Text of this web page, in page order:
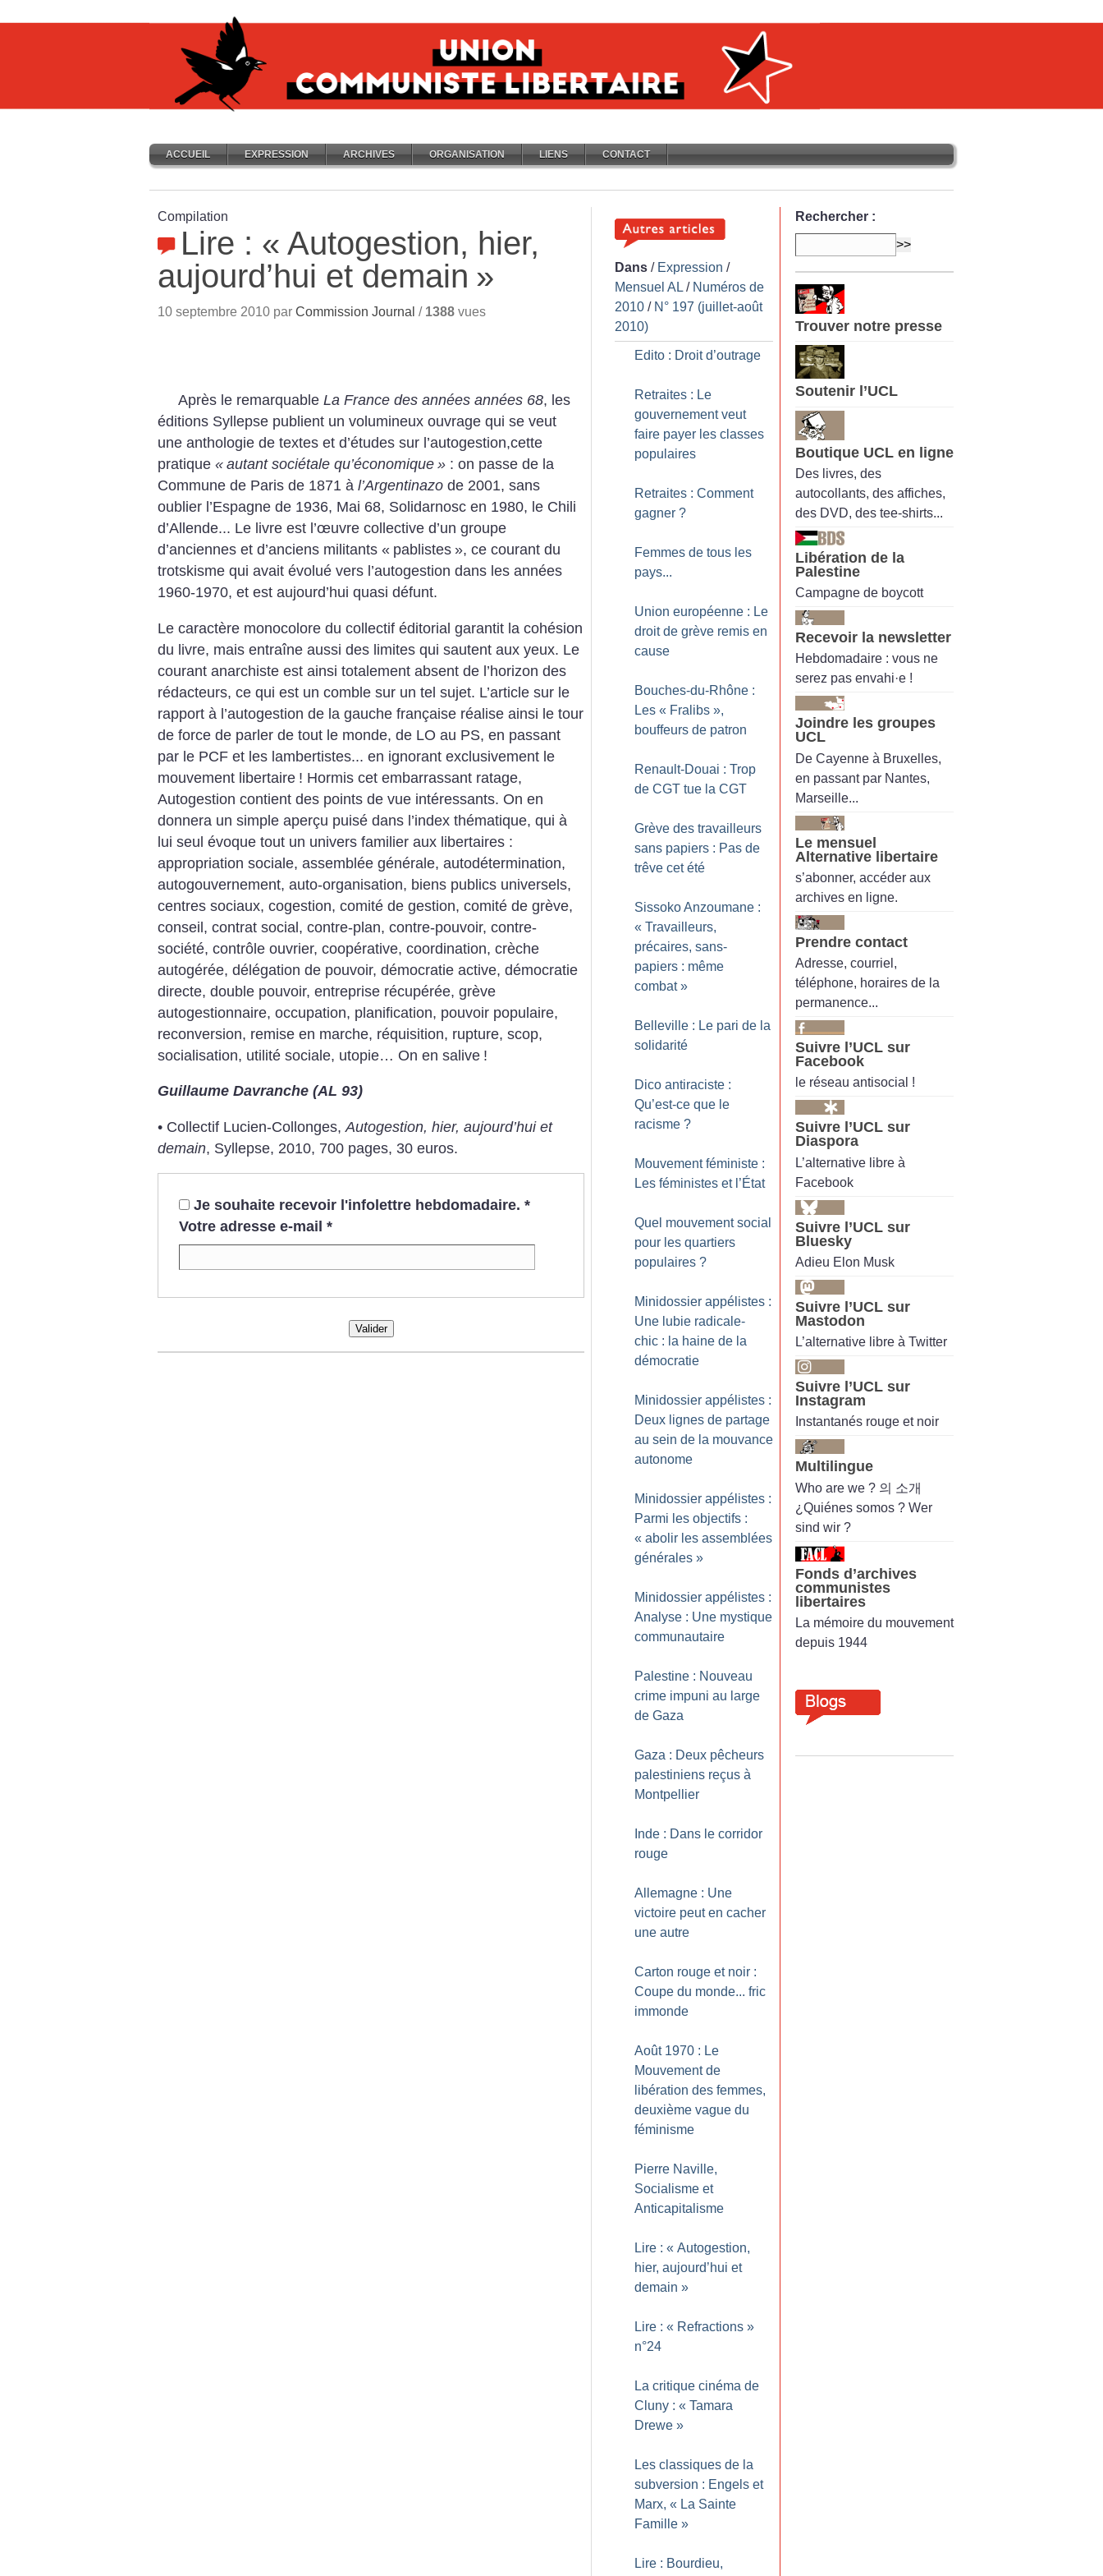
ACCUEIL EXPRESSION ARCHIVES ORGANISATION LIENS CONTACT
Compilation
Lire : « Autogestion, hier,
aujourd’hui et demain »
10 septembre 2010 par Commission Journal / 1388 vues
Après le remarquable La France des années années 68, les
éditions Syllepse publient un volumineux ouvrage qui se veut
une anthologie de textes et d’études sur l’autogestion,cette
pratique « autant sociétale qu’économique » : on passe de la
Commune de Paris de 1871 à l’Argentinazo de 2001, sans
oublier l’Espagne de 1936, Mai 68, Solidarnosc en 1980, le Chili
d’Allende... Le livre est l’œuvre collective d’un groupe
d’anciennes et d’anciens militants « pablistes », ce courant du
trotskisme qui avait évolué vers l’autogestion dans les années
1960-1970, et est aujourd’hui quasi défunt.
Le caractère monocolore du collectif éditorial garantit la cohésion
du livre, mais entraîne aussi des limites qui sautent aux yeux. Le
courant anarchiste est ainsi totalement absent de l’horizon des
rédacteurs, ce qui est un comble sur un tel sujet. L’article sur le
rapport à l’autogestion de la gauche française réalise ainsi le tour
de force de parler de tout le monde, de LO au PS, en passant
par le PCF et les lambertistes... en ignorant exclusivement le
mouvement libertaire ! Hormis cet embarrassant ratage,
Autogestion contient des points de vue intéressants. On en
donnera un simple aperçu puisé dans l’index thématique, qui à
lui seul évoque tout un univers familier aux libertaires :
appropriation sociale, assemblée générale, autodétermination,
autogouvernement, auto-organisation, biens publics universels,
centres sociaux, cogestion, comité de gestion, comité de grève,
conseil, contrat social, contre-plan, contre-pouvoir, contre-
société, contrôle ouvrier, coopérative, coordination, crèche
autogérée, délégation de pouvoir, démocratie active, démocratie
directe, double pouvoir, entreprise récupérée, grève
autogestionnaire, occupation, planification, pouvoir populaire,
reconversion, remise en marche, réquisition, rupture, scop,
socialisation, utilité sociale, utopie… On en salive !
Guillaume Davranche (AL 93)
• Collectif Lucien-Collonges, Autogestion, hier, aujourd’hui et
demain, Syllepse, 2010, 700 pages, 30 euros.
Je souhaite recevoir l'infolettre hebdomadaire. *
Votre adresse e-mail *
Valider
Dans / Expression /
Mensuel AL / Numéros de
2010 / N° 197 (juillet-août
2010)
Edito : Droit d’outrage
Retraites : Le
gouvernement veut
faire payer les classes
populaires
Retraites : Comment
gagner ?
Femmes de tous les
pays...
Union européenne : Le
droit de grève remis en
cause
Bouches-du-Rhône :
Les « Fralibs »,
bouffeurs de patron
Renault-Douai : Trop
de CGT tue la CGT
Grève des travailleurs
sans papiers : Pas de
trêve cet été
Sissoko Anzoumane :
« Travailleurs,
précaires, sans-
papiers : même
combat »
Belleville : Le pari de la
solidarité
Dico antiraciste :
Qu’est-ce que le
racisme ?
Mouvement féministe :
Les féministes et l’État
Quel mouvement social
pour les quartiers
populaires ?
Minidossier appélistes :
Une lubie radicale-
chic : la haine de la
démocratie
Minidossier appélistes :
Deux lignes de partage
au sein de la mouvance
autonome
Minidossier appélistes :
Parmi les objectifs :
« abolir les assemblées
générales »
Minidossier appélistes :
Analyse : Une mystique
communautaire
Palestine : Nouveau
crime impuni au large
de Gaza
Gaza : Deux pêcheurs
palestiniens reçus à
Montpellier
Inde : Dans le corridor
rouge
Allemagne : Une
victoire peut en cacher
une autre
Carton rouge et noir :
Coupe du monde... fric
immonde
Août 1970 : Le
Mouvement de
libération des femmes,
deuxième vague du
féminisme
Pierre Naville,
Socialisme et
Anticapitalisme
Lire : « Autogestion,
hier, aujourd’hui et
demain »
Lire : « Refractions »
n°24
La critique cinéma de
Cluny : « Tamara
Drewe »
Les classiques de la
subversion : Engels et
Marx, « La Sainte
Famille »
Lire : Bourdieu,
Rechercher :
Trouver notre presse
Soutenir l’UCL
Boutique UCL en ligne
Des livres, des
autocollants, des affiches,
des DVD, des tee-shirts...
Libération de la
Palestine
Campagne de boycott
Recevoir la newsletter
Hebdomadaire : vous ne
serez pas envahi·e !
Joindre les groupes
UCL
De Cayenne à Bruxelles,
en passant par Nantes,
Marseille...
Le mensuel
Alternative libertaire
s’abonner, accéder aux
archives en ligne.
Prendre contact
Adresse, courriel,
téléphone, horaires de la
permanence...
Suivre l’UCL sur
Facebook
le réseau antisocial !
Suivre l’UCL sur
Diaspora
L’alternative libre à
Facebook
Suivre l’UCL sur
Bluesky
Adieu Elon Musk
Suivre l’UCL sur
Mastodon
L’alternative libre à Twitter
Suivre l’UCL sur
Instagram
Instantanés rouge et noir
Multilingue
Who are we ? 의 소개
¿Quiénes somos ? Wer
sind wir ?
Fonds d’archives
communistes
libertaires
La mémoire du mouvement
depuis 1944